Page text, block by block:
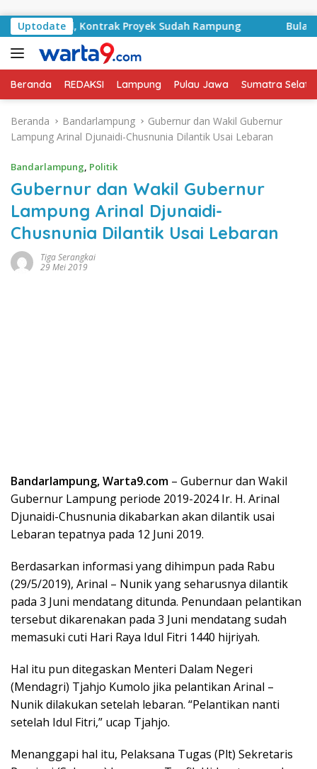
Uptodate
Basyid, Kontrak Proyek Sudah Rampung Bulan
Beranda REDAKSI Lampung Pulau Jawa Sumatra
Beranda Bandarlampung
Gubernur dan Wakil Gubernur
Lampung Arinal Djunaidi-Chusnunia Dilantik Usai Lebaran
Bandarlampung, Politik
Gubernur dan Wakil Gubernur
Lampung Arinal Djunaidi-
Chusnunia Dilantik Usai Lebaran
Tiga Serangkai
29 Mei 2019
Bandarlampung, Warta9.com – Gubernur dan Wakil
Gubernur Lampung periode 2019-2024 Ir. H. Arinal
Djunaidi-Chusnunia dikabarkan akan dilantik usai
Lebaran tepatnya pada 12 Juni 2019.
Berdasarkan informasi yang dihimpun pada Rabu
(29/5/2019), Arinal – Nunik yang seharusnya dilantik
pada 3 Juni mendatang ditunda. Penundaan pelantikan
tersebut dikarenakan pada 3 Juni mendatang sudah
memasuki cuti Hari Raya Idul Fitri 1440 hijriyah.
Hal itu pun ditegaskan Menteri Dalam Negeri
(Mendagri) Tjahjo Kumolo jika pelantikan Arinal –
Nunik dilakukan setelah lebaran. “Pelantikan nanti
setelah Idul Fitri,” ucap Tjahjo.
Menanggapi hal itu, Pelaksana Tugas (Plt) Sekretaris